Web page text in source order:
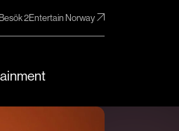
Besök 2Entertain Norway